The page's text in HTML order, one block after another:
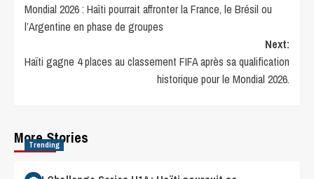
Mondial 2026 : Haïti pourrait affronter la France, le Brésil ou
l’Argentine en phase de groupes
Next:
Haïti gagne 4 places au classement FIFA après sa qualification
historique pour le Mondial 2026.
More Stories
Trending